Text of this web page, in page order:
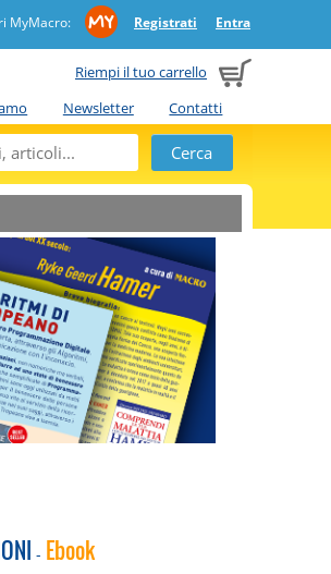
MyMacro: Registrati Entra
Riempi il tuo carrello
Newsletter Contatti
- Ebook